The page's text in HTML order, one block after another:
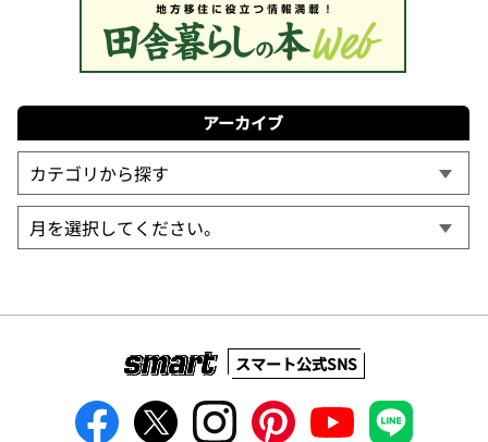
アーカイブ
スマート公式SNS